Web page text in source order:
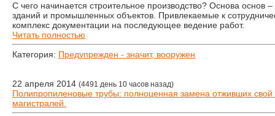
С чего начинается строительное производство? Основа основ
зданий и промышленных объектов. Привлекаемые к
комплекс документации на последующее ведение работ.
Читать полностью
Категория: Предупрежден - значит, вооружен
22 апреля 2014 (4491 день 10 часов назад)
Полипропиленовые трубы: полноценная замена отживших свой
магистралей.